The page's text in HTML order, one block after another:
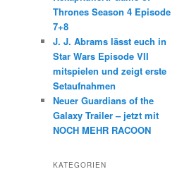
Thrones Season 4 Episode
7+8
J. J. Abrams lässt euch in
Star Wars Episode VII
mitspielen und zeigt erste
Setaufnahmen
Neuer Guardians of the
Galaxy Trailer – jetzt mit
NOCH MEHR RACOON
KATEGORIEN